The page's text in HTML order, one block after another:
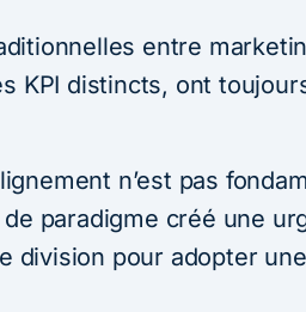
entre
KPI distincts, ont
n’est pas
paradigme créé une
division pour adopter